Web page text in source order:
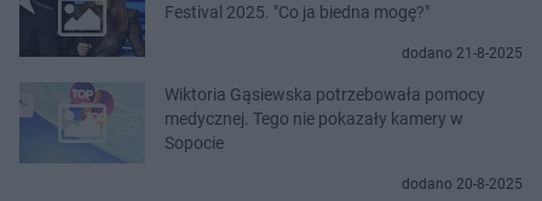
Festival 2025. "Co ja biedna mogę?"
dodano 21-8-2025
Wiktoria Gąsiewska potrzebowała pomocy
medycznej. Tego nie pokazały kamery w
Sopocie
dodano 20-8-2025